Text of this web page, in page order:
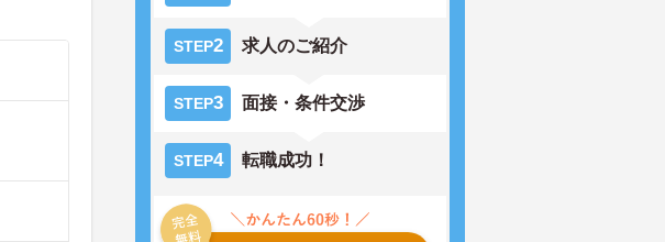
STEP2 求人のご紹介
STEP3 面接・条件交渉
STEP4 転職成功！